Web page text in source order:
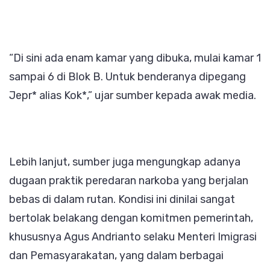
“Di sini ada enam kamar yang dibuka, mulai kamar 1
sampai 6 di Blok B. Untuk benderanya dipegang
Jepr* alias Kok*,” ujar sumber kepada awak media.
Lebih lanjut, sumber juga mengungkap adanya
dugaan praktik peredaran narkoba yang berjalan
bebas di dalam rutan. Kondisi ini dinilai sangat
bertolak belakang dengan komitmen pemerintah,
khususnya Agus Andrianto selaku Menteri Imigrasi
dan Pemasyarakatan, yang dalam berbagai